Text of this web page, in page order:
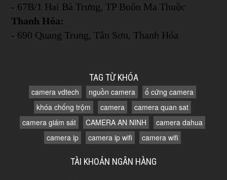
- 67B/1 Hai Bà Trưng, TP Buôn Ma Thuộc
Thanh Hóa:
- 690 Quang Trung, Tân Sơn, Thanh Hóa
TAG TỪ KHÓA
camera vdtech nguồn camera
ổ cứng camera
khóa chống trộm
camera
camera quan sat
camera giám sát
CAMERA AN NINH
camera dahua
camera ip
camera ip wifi camera wifi
TÀI KHOẢN NGÂN HÀNG